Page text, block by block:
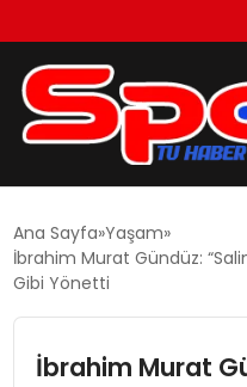
DÜNYA
Ana Sayfa Yaşam
İbrahim Murat Gündüz:
Gibi Yönetti
İbrahim Murat